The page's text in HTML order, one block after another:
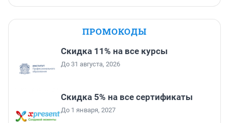
ПРОМОКОДЫ
Скидка 11% на все курсы
До 31 августа, 2026
Скидка 5% на все сертификаты
До 1 января, 2027